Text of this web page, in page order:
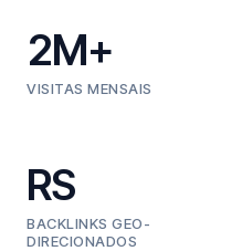
2M+
VISITAS MENSAIS
RS
BACKLINKS GEO-
DIRECIONADOS